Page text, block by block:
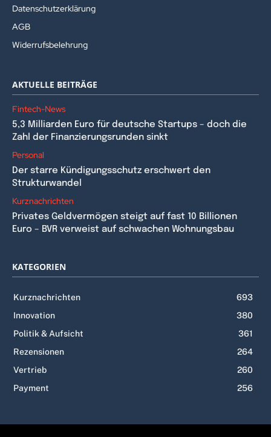
Datenschutzerklärung
AGB
Widerrufsbelehrung
AKTUELLE BEITRÄGE
Fintech-News
5,3 Milliarden Euro für deutsche Startups – doch die
Zahl der Finanzierungsrunden sinkt
Personal
Der starre Kündigungsschutz erschwert den
Strukturwandel
Kurznachrichten
Privates Geldvermögen steigt auf fast 10 Billionen
Euro – BVR verweist auf schwachen Wohnungsbau
KATEGORIEN
Kurznachrichten
693
Innovation
380
Politik & Aufsicht
361
Rezensionen
264
Vertrieb
260
Payment
256